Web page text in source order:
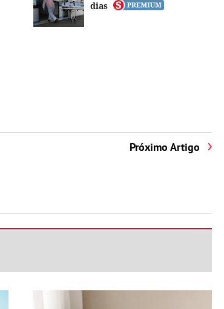
dias
Próximo Artigo